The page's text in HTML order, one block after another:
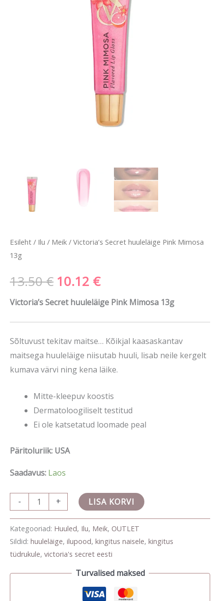
Esileht / Ilu / Meik / Victoria’s Secret huuleläige Pink Mimosa
13g
13.50€ 10.12 €
Victoria’s Secret huuleläige Pink Mimosa 13g
Sõltuvust tekitav maitse… Kõikjal kaasaskantav
maitsega huuleläige niisutab huuli, lisab neile kergelt
kumava värvi ning kena läike.
Mitte-kleepuv koostis
Dermatoloogiliselt testitud
Ei ole katsetatud loomade peal
Päritoluriik: USA
Saadavus: Laos
- + LISA KORVI
Kategooriad: Huuled, Ilu, Meik, OUTLET
Sildid: huuleläige, ilupood, kingitus naisele, kingitus
tüdrukule, victoria's secret eesti
Turvalised maksed